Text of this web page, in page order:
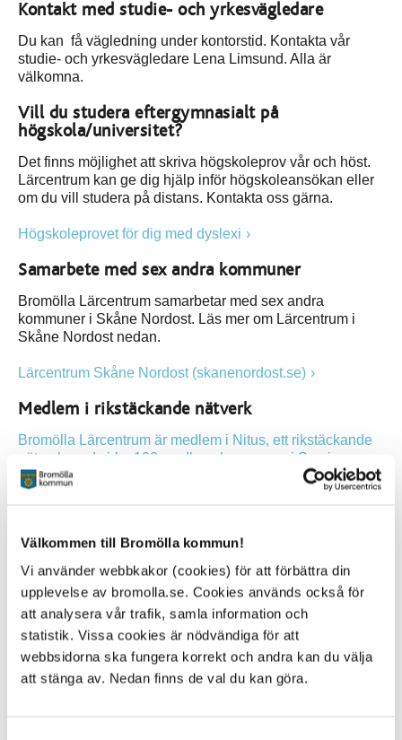
Välkommen till Bromölla kommun!
Vi använder webbkakor (cookies) för att förbättra din
upplevelse av bromolla.se. Cookies används också för
att analysera vår trafik, samla information och
statistik. Vissa cookies är nödvändiga för att
webbsidorna ska fungera korrekt och andra kan du välja
att stänga av. Nedan finns de val du kan göra.
Kontakt med studie- och yrkesvägledare
Du kan få vägledning under kontorstid. Kontakta vår
studie- och yrkesvägledare Lena Limsund. Alla är
välkomna.
Vill du studera eftergymnasialt på
högskola/universitet?
Det finns möjlighet att skriva högskoleprov vår och höst.
Lärcentrum kan ge dig hjälp inför högskoleansökan eller
om du vill studera på distans. Kontakta oss gärna.
Högskoleprovet för dig med dyslexi
Samarbete med sex andra kommuner
Bromölla Lärcentrum samarbetar med sex andra
kommuner i Skåne Nordost. Läs mer om Lärcentrum i
Skåne Nordost nedan.
Lärcentrum Skåne Nordost (skanenordost.se)
Medlem i rikstäckande nätverk
Bromölla Lärcentrum är medlem i Nitus, ett rikstäckande
nätverk med cirka 100 medlemskommuner i Sverige
Kontakta oss gärna
kan hjälpa dig göra det bästa av din studietid. Om du vill
tentamenstillfället.
Kontakt
Maria Garney